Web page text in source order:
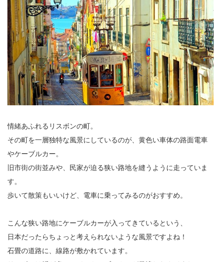
情緒あふれるリスボンの町。
その町を一層独特な風景にしているのが、黄色い車体の路面電車
やケーブルカー。
旧市街の街並みや、民家が迫る狭い路地を縫うように走っていま
す。
歩いて散策もいいけど、電車に乗ってみるのがおすすめ。
こんな狭い路地にケーブルカーが入ってきているという、
日本だったらちょっと考えられないような風景ですよね！
石畳の道路に、線路が敷かれています。